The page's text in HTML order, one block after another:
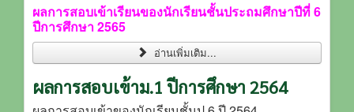
ผลการสอบเข้าเรียนของนักเรียนชั้นประถมศึกษาปีที่ 6
ปีการศึกษา 2565
อ่านเพิ่มเติม...
ผลการสอบเข้าม.1 ปีการศึกษา 2564